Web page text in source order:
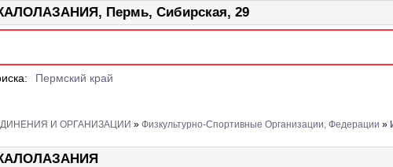
Пермь, Сибирская, 29
Пермский край
И ОРГАНИЗАЦИИ » Физкультурно-Спортивные Организации, Федерации »